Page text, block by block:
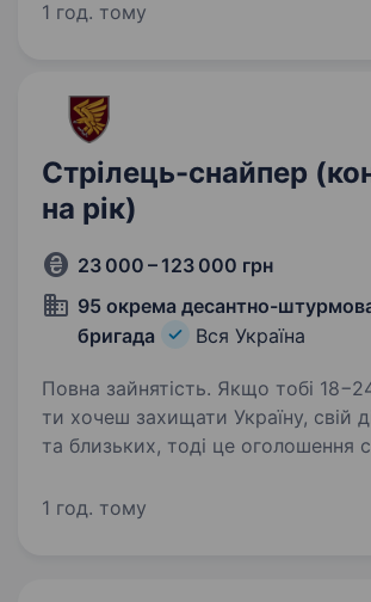
тиском і приймати швидкі рішення готовність
1 год. тому
Стрілець-снайпер
на рік)
23 000 – 123 000 грн
95 окрема десантно-
бригада
Вся Україна
Повна зайнятість. Якщо тобі 18−24 роки і
ти хочеш захищати Україну, свій
та близьких, тоді це оголошення
Поліська бригада проводить набір
1 год. тому